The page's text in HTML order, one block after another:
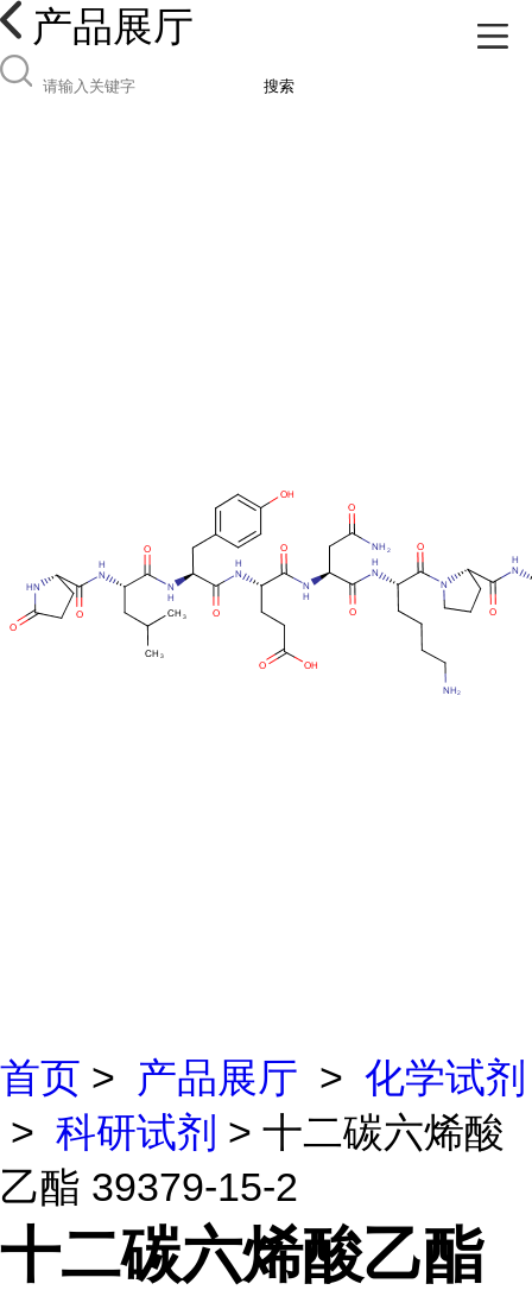
产品展厅
搜索
首页 > 产品展厅 > 化学试剂
> 科研试剂 > 十二碳六烯酸
乙酯 39379-15-2
十二碳六烯酸乙酯